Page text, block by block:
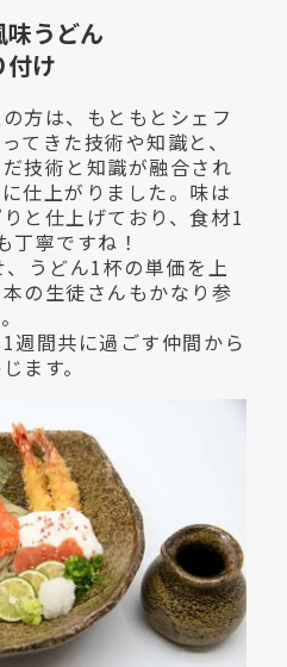
うどん
付け
方は、もともとシェフ
てきた技術や知識と、
技術と知識が融合され
仕上がりました。味は
と仕上げており、食材1
丁寧ですね！
うどん1杯の単価を上
の生徒さんもかなり参
週間共に過ごす仲間から
ます。